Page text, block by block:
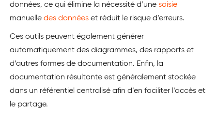
données, ce qui élimine la nécessité d’une saisie
manuelle des données et réduit le risque d’erreurs.
Ces outils peuvent également générer
automatiquement des diagrammes, des rapports et
d’autres formes de documentation. Enfin, la
documentation résultante est généralement stockée
dans un référentiel centralisé afin d’en faciliter l’accès et
le partage.